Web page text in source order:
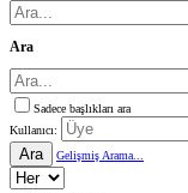
Ara
Sadece başlıkları ara
Kullanıcı:
Ara Gelişmiş Arama...